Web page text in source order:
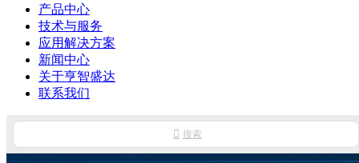
产品中心
技术与服务
应用解决方案
新闻中心
关于亨智盛达
联系我们
 搜索